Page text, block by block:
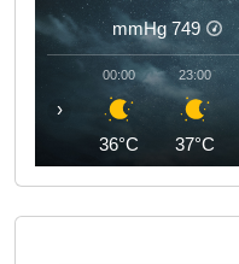
749
mmHg
23:00
37°C
00:00
36°C
‹